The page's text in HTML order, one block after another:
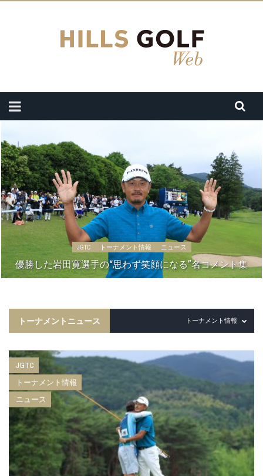
JGTC トーナメント情報 ニュース
優勝した岩田寛選手の“思わず笑顔になる”名コメント集
トーナメントニュース トーナメント情報
JGTC
トーナメント情報
ニュース